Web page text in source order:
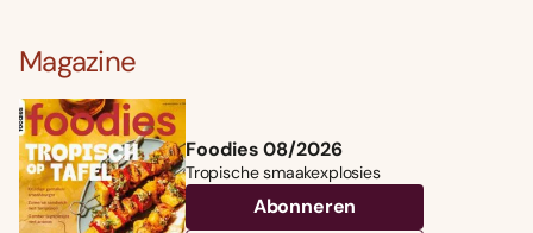
Magazine
Foodies 08/2026
Tropische smaakexplosies
Abonneren